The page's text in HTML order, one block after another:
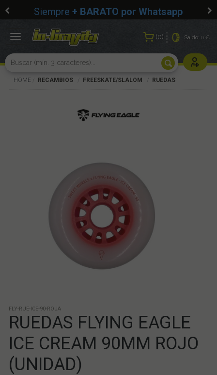
Siempre + BARATO por Whatsapp
0 Saldo:0 €
Usuarios
Toggle
HOME RECAMBIOS FREESKATE/SLALOM RUEDAS
FLY-RUE-ICE-90-ROJA
RUEDAS FLYING EAGLE
ICE CREAM 90MM ROJO
(UNIDAD)